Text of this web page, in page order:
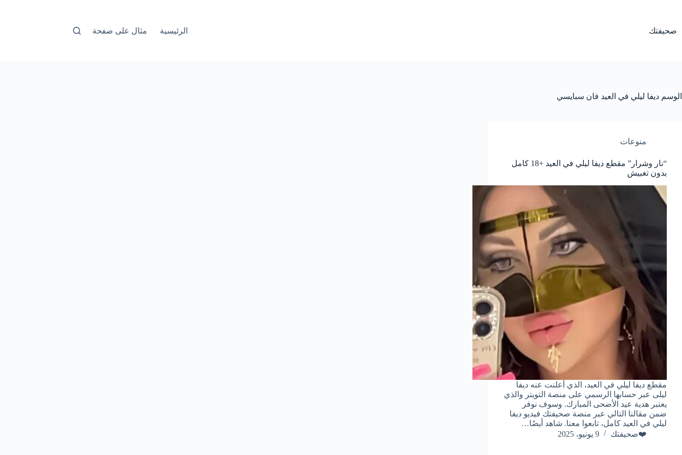
صحيفتك الرئيسية مثال على صفحة
الوسم ديفا ليلي في العيد فان سبايسي
منوعات
“نار وشرار” مقطع ديفا ليلي في العيد +18 كامل
بدون تغبيش
مقطع ديفا ليلي في العيد، الذي أعلنت عنه ديفا
ليلى عبر حسابها الرسمي على منصة التويتر والذي
يعتبر هدية عيد الأضحى المبارك. وسوف نوفر
ضمن مقالنا التالي عبر منصة صحيفتك فيديو ديفا
ليلي في العيد كامل، تابعوا معنا. شاهد أيضًا…
❤️صحيفتك
9 يونيو، 2025